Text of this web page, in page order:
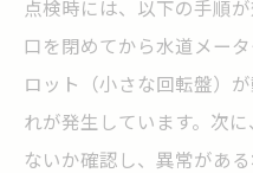
点検時には、以下の手順
口を閉めてから水道メー
ロット（小さな回転盤）
れが発生しています。次
ないか確認し、異常があ